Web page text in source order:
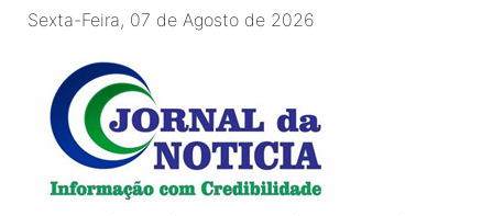
Sexta-Feira, 07 de Agosto de 2026